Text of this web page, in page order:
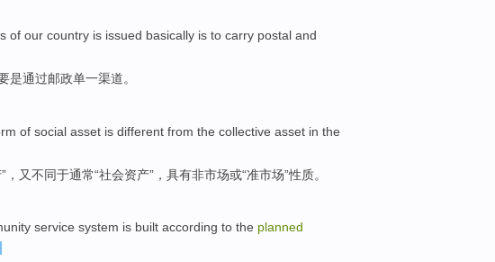
of our country is issued basically is to carry postal and
是通过邮政单一渠道。
of social asset is different from the collective asset in the
”，又不同于通常“社会资产”，具有非市场或“准市场”性质。
service system is built according to the planned